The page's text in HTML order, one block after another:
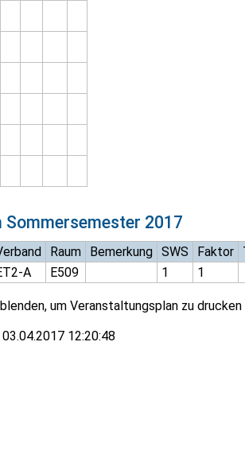
Sommersemester 2017
Raum Bemerkung SWS Faktor
A E509 1 1
um Veranstaltungsplan zu drucken
03.04.2017 12:20:48